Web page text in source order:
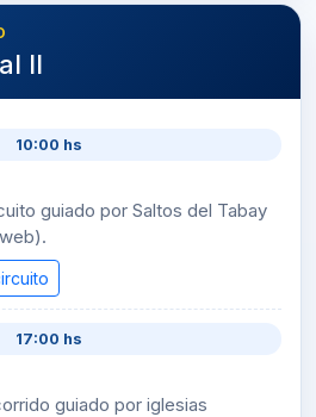
II
10:00 hs
guiado por Saltos del Tabay
17:00 hs
guiado por iglesias